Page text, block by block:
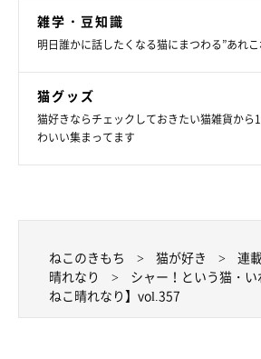
雑学・豆知識
明日誰かに話したくなる猫にまつわる”あれ
猫グッズ
猫好きならチェックしておきたい猫雑貨から
わいい集まってます
ねこのきもち 猫が好き 連
晴れなり
シャー！という猫・
ねこ晴れなり】vol.357